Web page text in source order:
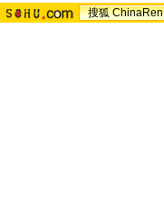
搜狐 ChinaRen